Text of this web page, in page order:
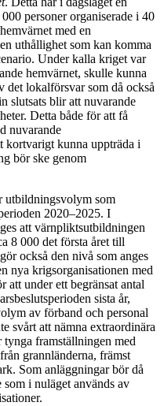
personer organiserade i 40
med en
uthållighet som kan komma
Under kalla kriget var
hemvärnet, skulle kunna
det lokalförsvar som då också
slutsats blir att nuvarande
Detta både för att få
nuvarande
kortvarigt kunna uppträda i
bör ske genom
utbildningsvolym som
2020–2025. I
att värnpliktsutbildningen
8 000 det första året till
också den nivå som anges
nya krigsorganisationen med
under ett begränsat antal
sista år,
av förband och personal
svårt att nämna extraordinära
framställningen med
grannländerna, främst
Som anläggningar bör då
i nuläget används av